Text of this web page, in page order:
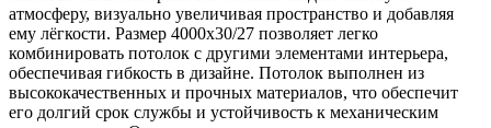
атмосферу, визуально увеличивая пространство и добавляя
ему лёгкости. Размер 4000х30/27 позволяет легко
комбинировать потолок с другими элементами интерьера,
обеспечивая гибкость в дизайне. Потолок выполнен из
высококачественных и прочных материалов, что обеспечит
его долгий срок службы и устойчивость к механическим